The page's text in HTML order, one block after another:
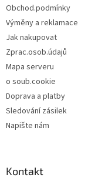
Obchod.podmínky
Výměny a reklamace
Jak nakupovat
Zprac.osob.údajů
Mapa serveru
o soub.cookie
Doprava a platby
Sledování zásilek
Napište nám
Kontakt